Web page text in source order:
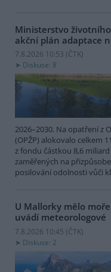
Ministerstvo
akční plán adaptace
7.8.2026 10:53 (ČTK)
Diskuse: 8
2026–2030. Na opatření
(OPŽP) alokovalo celkem
z fondu částkou 8,6
zaměřených na
posilování odolnosti vůči
U Mallorky mělo
uvádí meteorologové
7.8.2026 10:45 (ČTK)
Diskuse: 2